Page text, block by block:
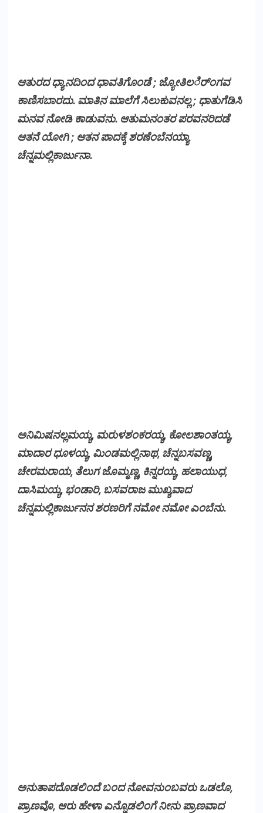
ಆತುರದ ಧ್ಯಾನದಿಂದ ಧಾವತಿಗೊಂಡೆ ; ಜ್ಯೋತಿಲರ್ಿಂಗವ
ಕಾಣಿಸಬಾರದು. ಮಾತಿನ ಮಾಲೆಗೆ ಸಿಲುಕುವನಲ್ಲ ; ಧಾತುಗೆಡಿಸಿ
ಮನವ ನೋಡಿ ಕಾಡುವನು. ಆತುಮನಂತರ ಪರವನರಿದಡೆ
ಆತನೆ ಯೋಗಿ ; ಆತನ ಪಾದಕ್ಕೆ ಶರಣೆಂಬೆನಯ್ಯಾ
ಚೆನ್ನಮಲ್ಲಿಕಾರ್ಜುನಾ.
ಅನಿಮಿಷನಲ್ಲಮಯ್ಯ, ಮರುಳಶಂಕರಯ್ಯ, ಕೋಲಶಾಂತಯ್ಯ,
ಮಾದಾರ ಧೂಳಯ್ಯ, ಮಿಂಡಮಲ್ಲಿನಾಥ, ಚೆನ್ನಬಸವಣ್ಣ,
ಚೇರಮರಾಯ, ತೆಲುಗ ಜೊಮ್ಮಣ್ಣ, ಕಿನ್ನರಯ್ಯ, ಹಲಾಯುಧ,
ದಾಸಿಮಯ್ಯ, ಭಂಡಾರಿ, ಬಸವರಾಜ ಮುಖ್ಯವಾದ
ಚೆನ್ನಮಲ್ಲಿಕಾರ್ಜುನನ ಶರಣರಿಗೆ ನಮೋ ನಮೋ ಎಂಬೆನು.
ಅನುತಾಪದೊಡಲಿಂದೆ ಬಂದ ನೋವನುಂಬವರು ಒಡಲೊ,
ಪ್ರಾಣವೊ, ಆರು ಹೇಳಾ ಎನ್ನೊಡಲಿಂಗೆ ನೀನು ಪ್ರಾಣವಾದ